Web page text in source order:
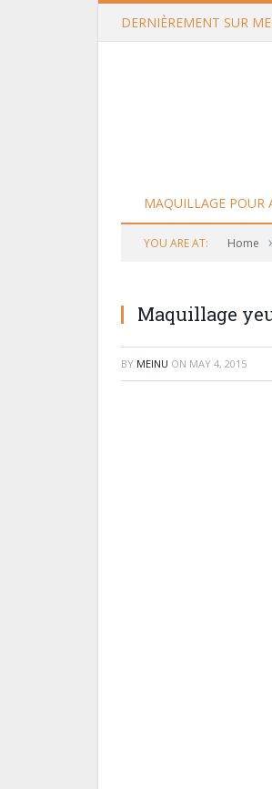
DERNIÈREMENT SUR
MAQUILLAGE POUR
YOU ARE AT: Home
Maquillage
BY MEINU ON MAY 4, 2015